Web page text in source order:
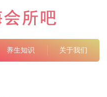
养生知识 关于我们